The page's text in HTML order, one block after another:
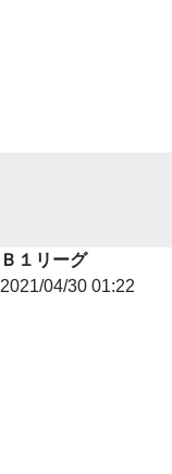
Ｂ１リーグ
2021/04/30 01:22